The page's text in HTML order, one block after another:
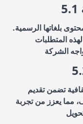
بلغاتها الرسمية.
المتطلبات
تضمن تقديم
مما يعزز من تجربة